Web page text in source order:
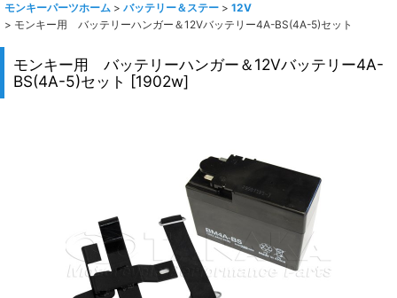
モンキーパーツホーム > バッテリー＆ステー > 12V
> モンキー用 バッテリーハンガー＆12Vバッテリー4A-BS(4A-5)セット
モンキー用 バッテリーハンガー＆12Vバッテリー4A-
BS(4A-5)セット [1902w]